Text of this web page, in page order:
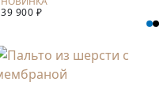
МЕМБРАНОЙ
39 900 ₽